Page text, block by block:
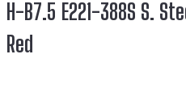
H-B7.5 E221-388S S.
Red